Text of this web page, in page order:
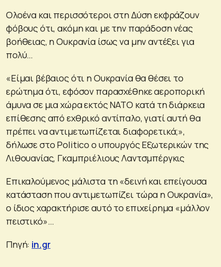
Ολοένα και περισσότεροι στη Δύση εκφράζουν
φόβους ότι, ακόμη και με την παράδοση νέας
βοήθειας, η Ουκρανία ίσως να μην αντέξει για
πολύ…
«Είμαι βέβαιος ότι η Ουκρανία θα θέσει το
ερώτημα ότι, εφόσον παρασχέθηκε αεροπορική
άμυνα σε μια χώρα εκτός ΝΑΤΟ κατά τη διάρκεια
επίθεσης από εχθρικό αντίπαλο, γιατί αυτή θα
πρέπει να αντιμετωπίζεται διαφορετικά;»,
δήλωσε στο Politico ο υπουργός Εξωτερικών της
Λιθουανίας, Γκαμπριέλιους Λαντσμπέργκις
Επικαλούμενος μάλιστα τη «δεινή και επείγουσα
κατάσταση που αντιμετωπίζει τώρα η Ουκρανία»,
ο ίδιος χαρακτήρισε αυτό το επιχείρημα «μάλλον
πειστικό»…
Πηγή: in.gr